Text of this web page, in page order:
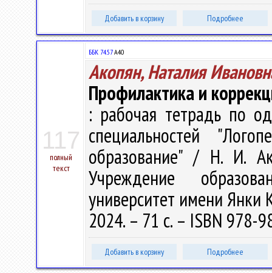
Добавить в корзину Подробнее
117
полный
текст
ББК 74.57А40
Акопян, Наталия
Профилактика и
: рабочая тетрадь по
специальностей
образование" / Н. И.
Учреждение
университет имени Янки
2024. – 71 с. – ISBN 978-
Добавить в корзину Подробнее